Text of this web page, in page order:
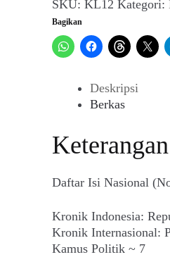
9
Februari
1952)
SKU: KL12 Kategori:
Bagikan
Deskripsi
Berkas
Keterangan
Daftar Isi Nasional
Kronik Indonesia:
Kronik Internasional:
Kamus Politik ~ 7